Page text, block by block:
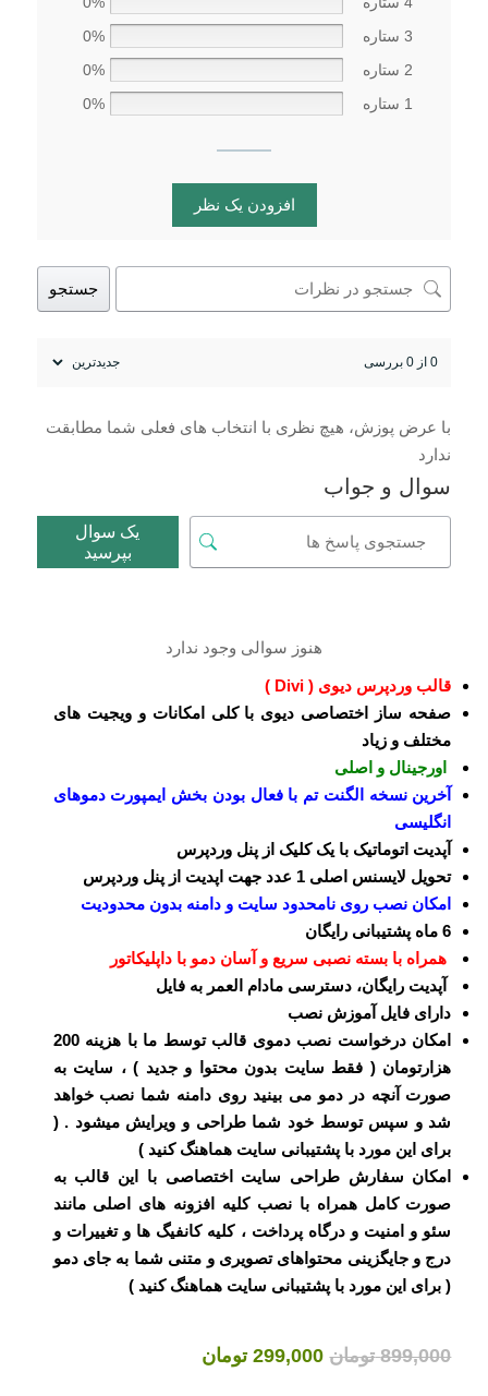
3 ستاره
0%
2 ستاره
0%
1 ستاره
0%
افزودن یک نظر
جستجو
0 از 0 بررسی
با عرض پوزش، هیچ نظری با انتخاب های فعلی شما مطابقت
ندارد
سوال و جواب
یک سوال
بپرسید
هنوز سوالی وجود ندارد
قالب وردپرس دیوی ( Divi )
صفحه ساز اختصاصی دیوی با کلی امکانات و ویجیت های
مختلف و زیاد
اورجینال و اصلی
آخرین نسخه الگنت تم با فعال بودن بخش ایمپورت دموهای
انگلیسی
آپدیت اتوماتیک با یک کلیک از پنل وردپرس
تحویل لایسنس اصلی 1 عدد جهت اپدیت از پنل وردپرس
امکان نصب روی نامحدود سایت و دامنه بدون محدودیت
6 ماه پشتیبانی رایگان
همراه با بسته نصبی سریع و آسان دمو با داپلیکاتور
آپدیت رایگان، دسترسی مادام العمر به فایل
دارای فایل آموزش نصب
امکان درخواست نصب دموی قالب توسط ما با هزینه 200
هزارتومان ( فقط سایت بدون محتوا و جدید ) ، سایت به
صورت آنچه در دمو می بینید روی دامنه شما نصب خواهد
شد و سپس توسط خود شما طراحی و ویرایش میشود . (
برای این مورد با پشتیبانی سایت هماهنگ کنید )
امکان سفارش طراحی سایت اختصاصی با این قالب به
صورت کامل همراه با نصب کلیه افزونه های اصلی مانند
سئو و امنیت و درگاه پرداخت ، کلیه کانفیگ ها و تغییرات و
درج و جایگزینی محتواهای تصویری و متنی شما به جای دمو
( برای این مورد با پشتیبانی سایت هماهنگ کنید )
899,000 تومان قیمت
299,000 تومانقیمت